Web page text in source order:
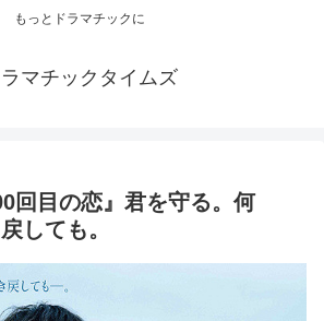
もっとドラマチックに
ラマチックタイムズ
回目の恋』君を守る。何
しても。